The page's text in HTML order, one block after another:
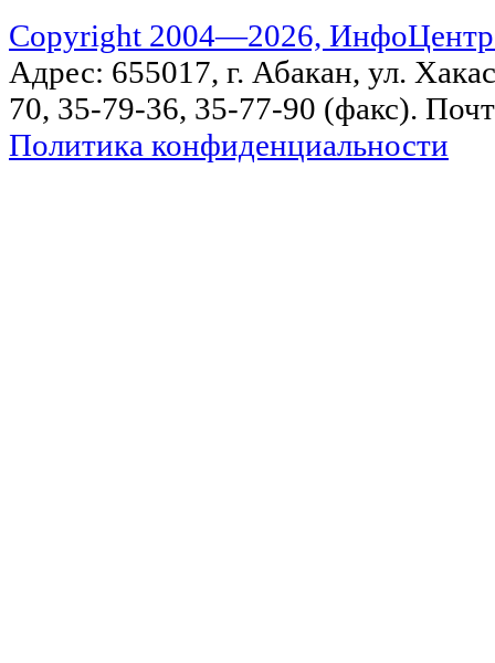
Copyright 2004—2026,
Адрес: 655017, г. Абакан, ул.
70, 35-79-36, 35-77-90 (факс).
Политика конфиденциальности